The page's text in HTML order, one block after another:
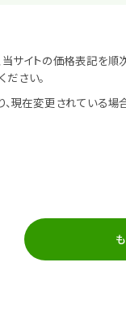
サイトの価格表記を順
さい。
在変更されている場合